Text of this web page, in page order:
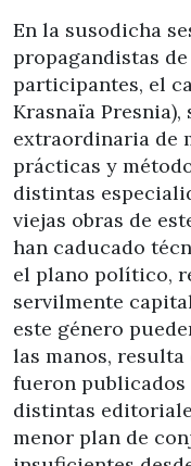
En la susodicha
propagandistas
participantes, el
Krasnaïa Presnia),
extraordinaria de
prácticas y
distintas
viejas obras de
han caducado
el plano político,
servilmente
este género
las manos,
fueron publicados
distintas
menor plan de